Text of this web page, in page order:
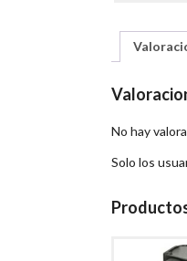
No hay
Solo los